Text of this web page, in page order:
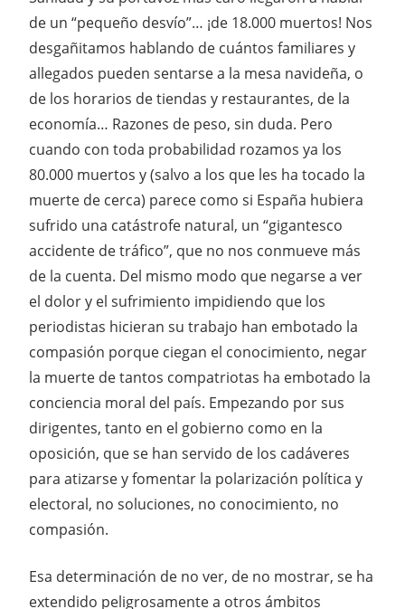
de un “pequeño desvío”… ¡de 18.000 muertos! Nos
desgañitamos hablando de cuántos familiares y
allegados pueden sentarse a la mesa navideña, o
de los horarios de tiendas y restaurantes, de la
economía… Razones de peso, sin duda. Pero
cuando con toda probabilidad rozamos ya los
80.000 muertos y (salvo a los que les ha tocado la
muerte de cerca) parece como si España hubiera
sufrido una catástrofe natural, un “gigantesco
accidente de tráfico”, que no nos conmueve más
de la cuenta. Del mismo modo que negarse a ver
el dolor y el sufrimiento impidiendo que los
periodistas hicieran su trabajo han embotado la
compasión porque ciegan el conocimiento, negar
la muerte de tantos compatriotas ha embotado la
conciencia moral del país. Empezando por sus
dirigentes, tanto en el gobierno como en la
oposición, que se han servido de los cadáveres
para atizarse y fomentar la polarización política y
electoral, no soluciones, no conocimiento, no
compasión.
Esa determinación de no ver, de no mostrar, se ha
extendido peligrosamente a otros ámbitos